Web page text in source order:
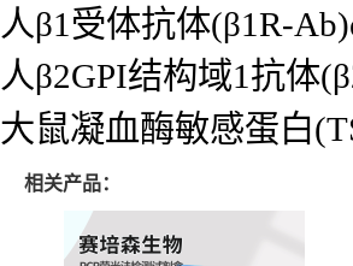
人β1受体抗体(β1R-
人β2GPI结构域1抗体
大鼠凝血酶敏感蛋白
相关产品：